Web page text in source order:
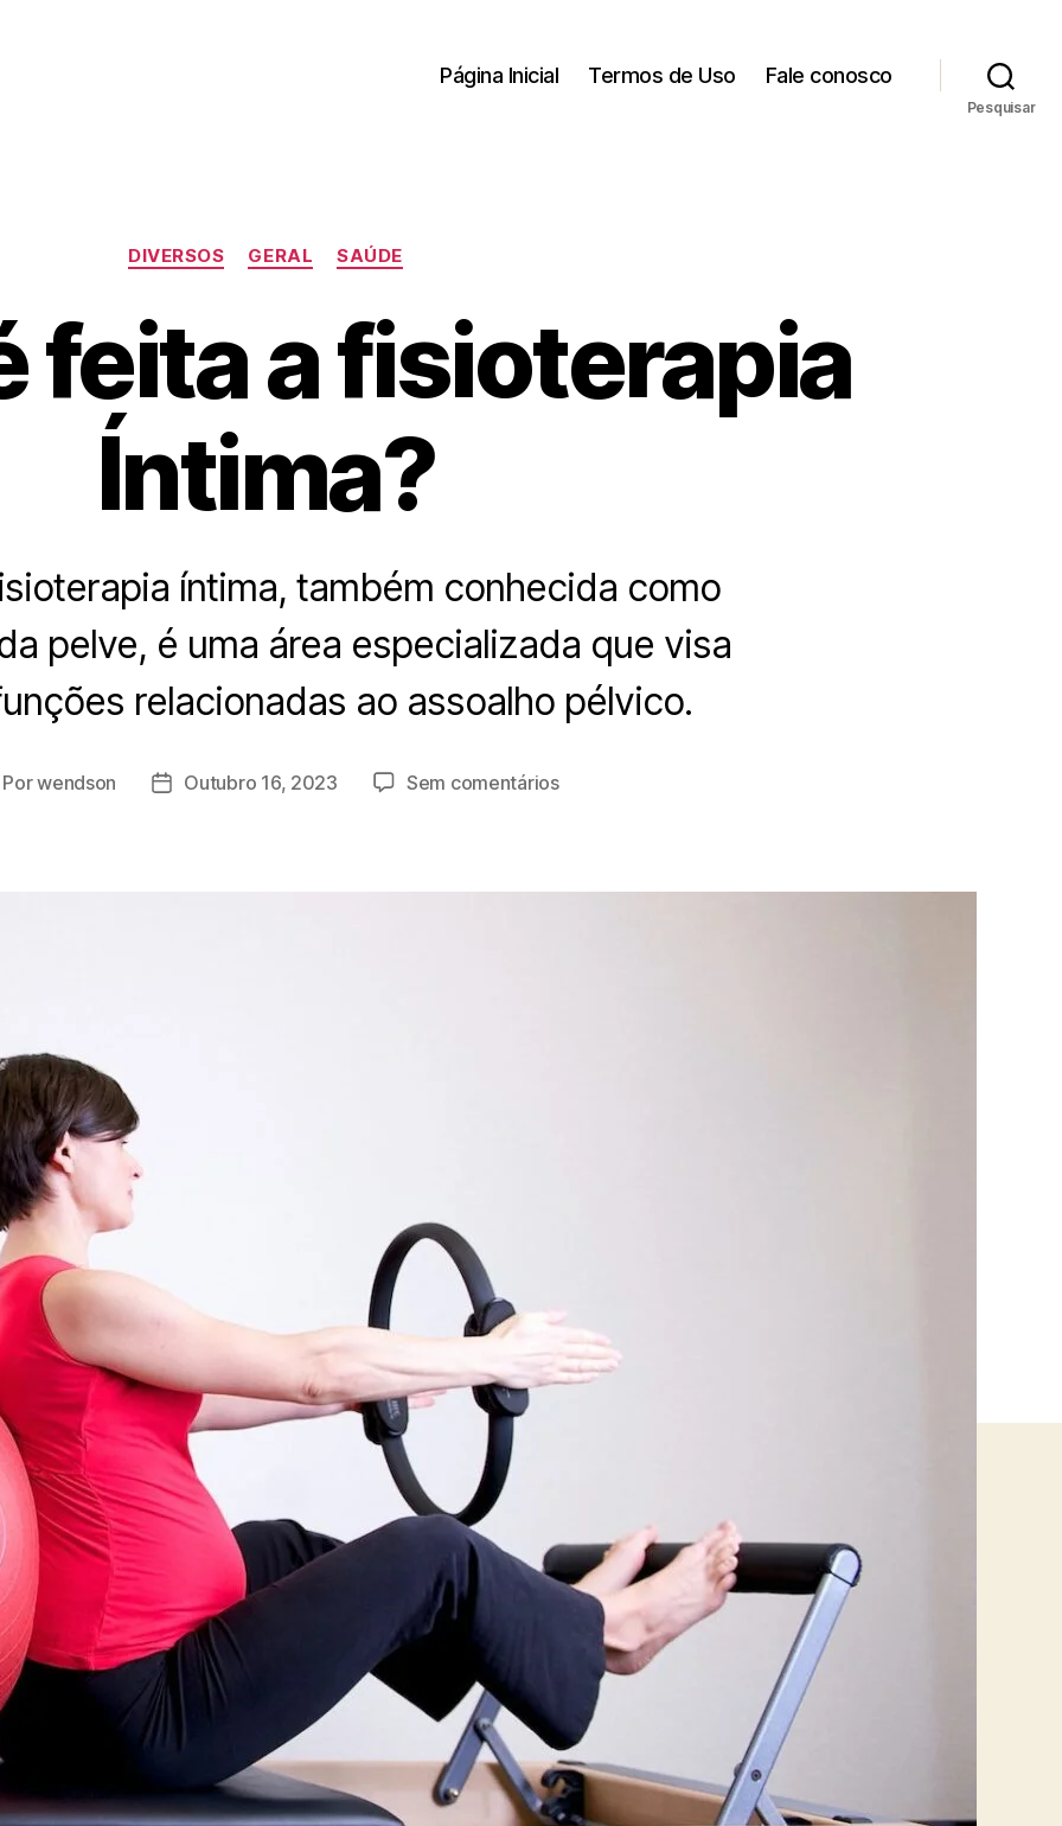
Página Inicial Termos de Uso Fale conosco
Pesquisar
Categorias
DIVERSOS GERAL SAÚDE
feita a fisioterapia
Íntima?
íntima, também conhecida como
pelve, é uma área especializada que visa
relacionadas ao assoalho pélvico.
Porwendson
DataOutubro 16, 2023 Sem comentáriosem
a